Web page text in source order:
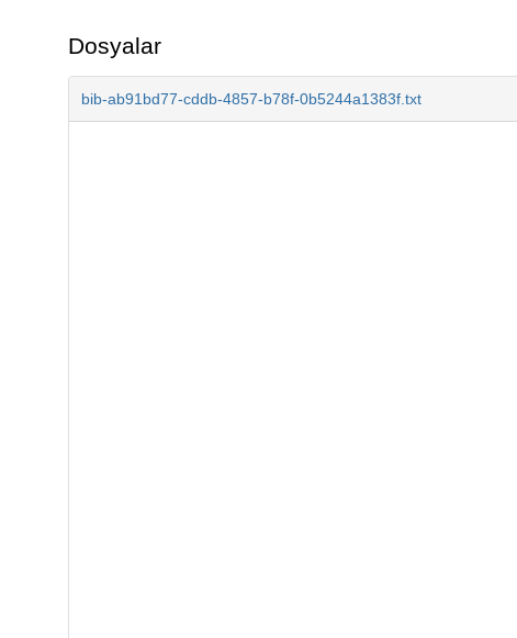
Dosyalar
bib-ab91bd77-cddb-4857-b78f-0b5244a1383f.txt